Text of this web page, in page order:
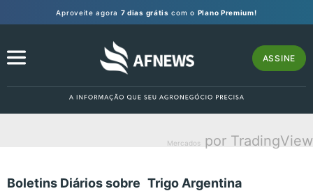
Aproveite agora 7 dias grátis com o Plano Premium!
ASSINE
Mercados por TradingView
Boletins Diários sobre Trigo Argentina